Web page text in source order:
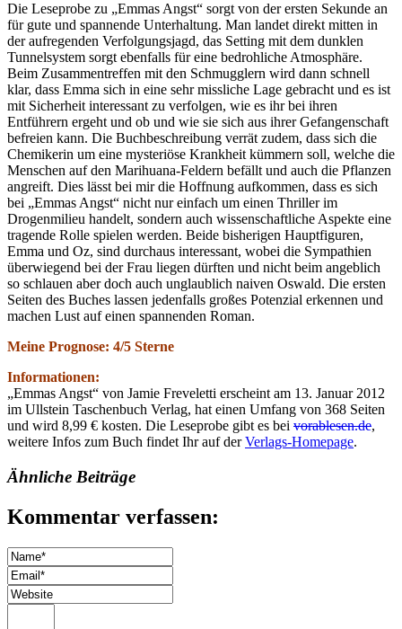
Die Leseprobe zu „Emmas Angst“ sorgt von der ersten Sekunde an
für gute und spannende Unterhaltung. Man landet direkt mitten in
der aufregenden Verfolgungsjagd, das Setting mit dem dunklen
Tunnelsystem sorgt ebenfalls für eine bedrohliche Atmosphäre.
Beim Zusammentreffen mit den Schmugglern wird dann schnell
klar, dass Emma sich in eine sehr missliche Lage gebracht und es ist
mit Sicherheit interessant zu verfolgen, wie es ihr bei ihren
Entführern ergeht und ob und wie sie sich aus ihrer Gefangenschaft
befreien kann. Die Buchbeschreibung verrät zudem, dass sich die
Chemikerin um eine mysteriöse Krankheit kümmern soll, welche die
Menschen auf den Marihuana-Feldern befällt und auch die Pflanzen
angreift. Dies lässt bei mir die Hoffnung aufkommen, dass es sich
bei „Emmas Angst“ nicht nur einfach um einen Thriller im
Drogenmilieu handelt, sondern auch wissenschaftliche Aspekte eine
tragende Rolle spielen werden. Beide bisherigen Hauptfiguren,
Emma und Oz, sind durchaus interessant, wobei die Sympathien
überwiegend bei der Frau liegen dürften und nicht beim angeblich
so schlauen aber doch auch unglaublich naiven Oswald. Die ersten
Seiten des Buches lassen jedenfalls großes Potenzial erkennen und
machen Lust auf einen spannenden Roman.
Meine Prognose: 4/5 Sterne
Informationen:
„Emmas Angst“ von Jamie Freveletti erscheint am 13. Januar 2012
im Ullstein Taschenbuch Verlag, hat einen Umfang von 368 Seiten
und wird 8,99 € kosten. Die Leseprobe gibt es bei vorablesen.de,
weitere Infos zum Buch findet Ihr auf derVerlags-Homepage.
Ähnliche Beiträge
Kommentar verfassen: